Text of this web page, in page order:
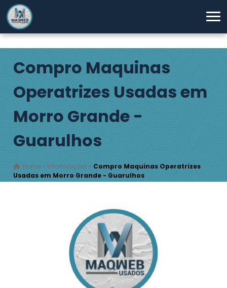
Compro Maquinas
Operatrizes Usadas em
Morro Grande -
Guarulhos
Home » Informações » Compro Maquinas Operatrizes
Usadas em Morro Grande - Guarulhos